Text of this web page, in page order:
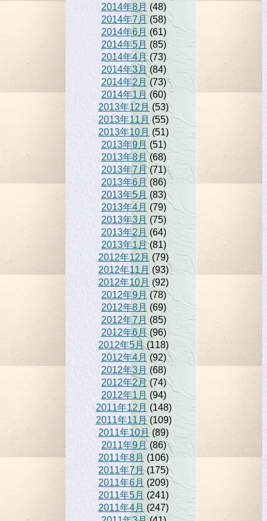
2014年8月 (48)
2014年7月 (58)
2014年6月 (61)
2014年5月 (85)
2014年4月(73)
2014年3月(84)
2014年2月 (73)
2014年1月(60)
2013年12月 (53)
2013年11月 (55)
2013年10月 (51)
2013年9月(51)
2013年8月(68)
2013年7月(71)
2013年6月(86)
2013年5月 (83)
2013年4月 (79)
2013年3月 (75)
2013年2月 (64)
2013年1月(81)
2012年12月 (79)
2012年11月 (93)
2012年10月 (92)
2012年9月 (78)
2012年8月 (69)
2012年7月 (85)
2012年6月(96)
2012年5月(118)
2012年4月 (92)
2012年3月 (68)
2012年2月(74)
2012年1月 (94)
2011年12月 (148)
2011年11月(109)
2011年10月(89)
2011年9月 (86)
2011年8月 (106)
2011年7月(175)
2011年6月 (209)
2011年5月 (241)
2011年4月(247)